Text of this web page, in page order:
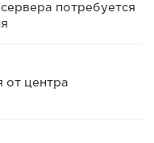
потребуется
от центра